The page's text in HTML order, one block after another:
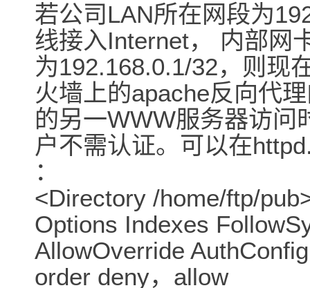
若公司LAN所在网段为
线接入Internet， 内部网
为192.168.0.1/32，则现
火墙上的apache反向代
的另一WWW服务器访问
户不需认证。可以在
：
<Directory /home/ftp/
Options Indexes
AllowOverride AuthConfig
order deny，allow